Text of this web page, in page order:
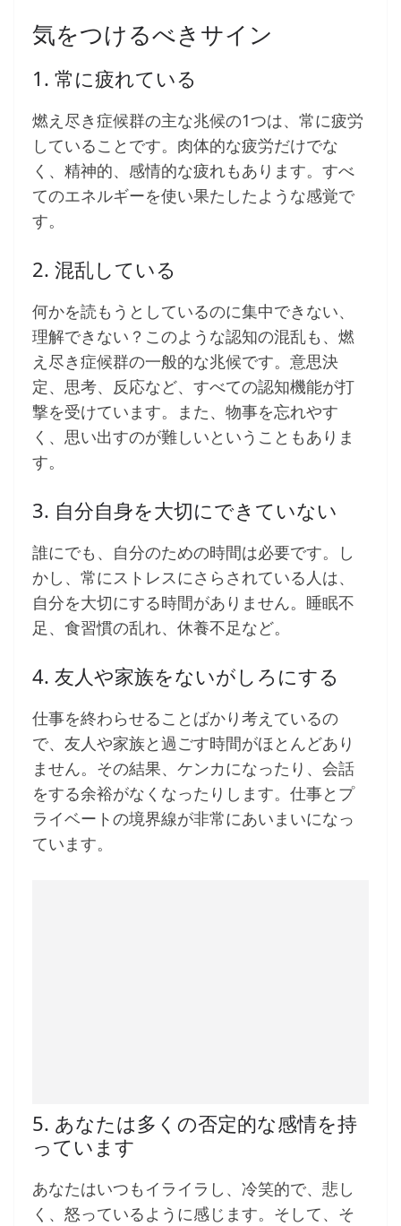
気をつけるべきサイン
1. 常に疲れている
燃え尽き症候群の主な兆候の1つは、常に疲労
していることです。肉体的な疲労だけでな
く、精神的、感情的な疲れもあります。すべ
てのエネルギーを使い果たしたような感覚で
す。
2. 混乱している
何かを読もうとしているのに集中できない、
理解できない？このような認知の混乱も、燃
え尽き症候群の一般的な兆候です。意思決
定、思考、反応など、すべての認知機能が打
撃を受けています。また、物事を忘れやす
く、思い出すのが難しいということもありま
す。
3. 自分自身を大切にできていない
誰にでも、自分のための時間は必要です。し
かし、常にストレスにさらされている人は、
自分を大切にする時間がありません。睡眠不
足、食習慣の乱れ、休養不足など。
4. 友人や家族をないがしろにする
仕事を終わらせることばかり考えているの
で、友人や家族と過ごす時間がほとんどあり
ません。その結果、ケンカになったり、会話
をする余裕がなくなったりします。仕事とプ
ライベートの境界線が非常にあいまいになっ
ています。
5. あなたは多くの否定的な感情を持
っています
あなたはいつもイライラし、冷笑的で、悲し
く、怒っているように感じます。そして、そ